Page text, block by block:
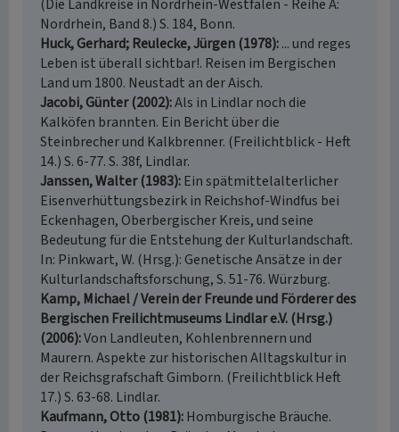
(Die Landkreise in Nordrhein-Westfalen - Reihe A:
Nordrhein, Band 8.) S. 184, Bonn.
Huck, Gerhard; Reulecke, Jürgen (1978) ... und reges
Leben ist überall sichtbar!. Reisen im Bergischen
Land um 1800. Neustadt an der Aisch.
Jacobi, Günter (2002) Als in Lindlar noch die
Kalköfen brannten. Ein Bericht über die
Steinbrecher und Kalkbrenner. (Freilichtblick - Heft
14.) S. 6-77. S. 38f, Lindlar.
Janssen, Walter (1983) Ein spätmittelalterlicher
Eisenverhüttungsbezirk in Reichshof-Windfus bei
Eckenhagen, Oberbergischer Kreis, und seine
Bedeutung für die Entstehung der Kulturlandschaft.
In: Pinkwart, W. (Hrsg.): Genetische Ansätze in der
Kulturlandschaftsforschung, S. 51-76. Würzburg.
Kamp, Michael / Verein der Freunde und Förderer des
Bergischen Freilichtmuseums Lindlar e.V. (Hrsg.)
(2006) Von Landleuten, Kohlenbrennern und
Maurern. Aspekte zur historischen Alltagskultur in
der Reichsgrafschaft Gimborn. (Freilichtblick Heft
17.) S. 63-68. Lindlar.
Kaufmann, Otto (1981) Homburgische Bräuche.